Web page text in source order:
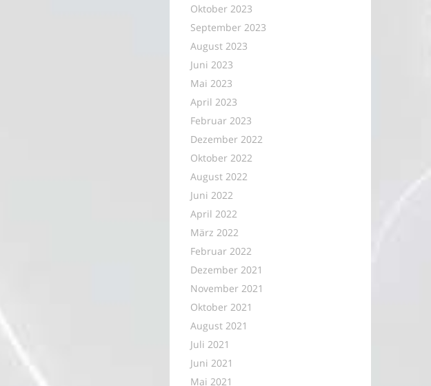
Oktober 2023
September 2023
August 2023
Juni 2023
Mai 2023
April 2023
Februar 2023
Dezember 2022
Oktober 2022
August 2022
Juni 2022
April 2022
März 2022
Februar 2022
Dezember 2021
November 2021
Oktober 2021
August 2021
Juli 2021
Juni 2021
Mai 2021